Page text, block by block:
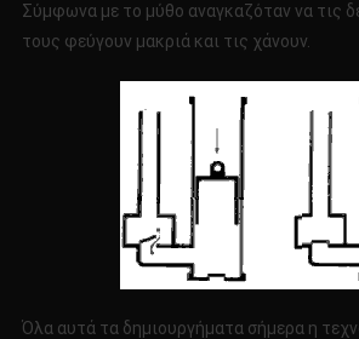
Σύμφωνα με το μύθο αναγκαζόταν να τις
τους φεύγουν μακριά και τις χάνουν.
Όλα αυτά τα δημιουργήματα σήμερα η